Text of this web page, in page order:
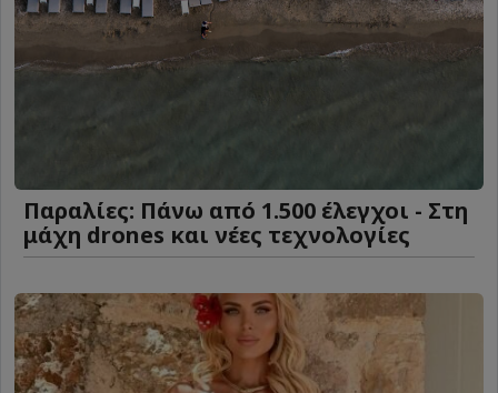
Παραλίες: Πάνω από 1.500 έλεγχοι - Στη
μάχη drones και νέες τεχνολογίες